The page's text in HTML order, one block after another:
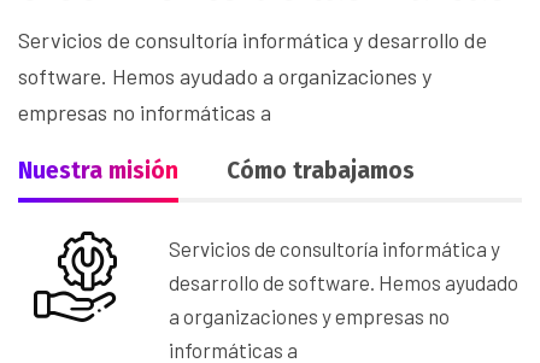
Servicios de consultoría informática y desarrollo de
software. Hemos ayudado a organizaciones y
empresas no informáticas a
Nuestra misión Cómo trabajamos
Servicios de consultoría informática y
desarrollo de software. Hemos ayudado
a organizaciones y empresas no
informáticas a